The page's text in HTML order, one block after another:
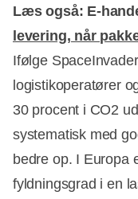
Læs også: E-
levering, når
Ifølge
logistikoperatører
30 procent i CO2
systematisk med
bedre op. I Europa
fyldningsgrad i en